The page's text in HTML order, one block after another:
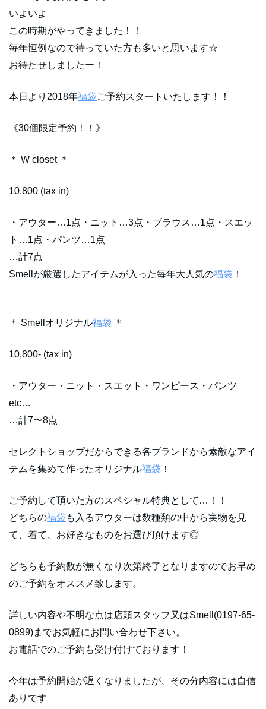
いよいよ
この時期がやってきました！！
毎年恒例なので待っていた方も多いと思います☆
お待たせしましたー！
本日より2018年福袋ご予約スタートいたします！！
《30個限定予約！！》
＊ W closet ＊
10,800 (tax in)
・アウター…1点・ニット…3点・ブラウス…1点・スエッ
ト…1点・パンツ…1点
…計7点
Smellが厳選したアイテムが入った毎年大人気の福袋 ！
＊ Smellオリジナル福袋 ＊
10,800- (tax in)
・アウター・ニット・スエット・ワンピース・パンツ
etc…
…計7〜8点
セレクトショップだからできる各ブランドから素敵なアイ
テムを集めて作ったオリジナル福袋 ！
ご予約して頂いた方のスペシャル特典として…！！
どちらの福袋 も入るアウターは数種類の中から実物を見
て、着て、お好きなものをお選び頂けます◎
どちらも予約数が無くなり次第終了となりますのでお早め
のご予約をオススメ致します。
詳しい内容や不明な点は店頭スタッフ又はSmell(0197-65-
0899)までお気軽にお問い合わせ下さい。
お電話でのご予約も受け付けております！
今年は予約開始が遅くなりましたが、その分内容には自信
ありです